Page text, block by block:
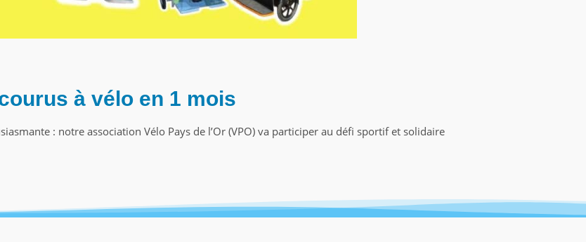
à vélo en 1 mois
: notre association Vélo Pays de l’Or (VPO) va participer au défi sportif et solidaire